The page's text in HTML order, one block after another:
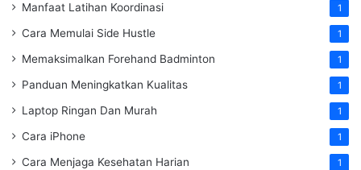
Manfaat Latihan Koordinasi 1
Cara Memulai Side Hustle 1
Memaksimalkan Forehand Badminton 1
Panduan Meningkatkan Kualitas 1
Laptop Ringan Dan Murah 1
Cara iPhone 1
Cara Menjaga Kesehatan Harian 1